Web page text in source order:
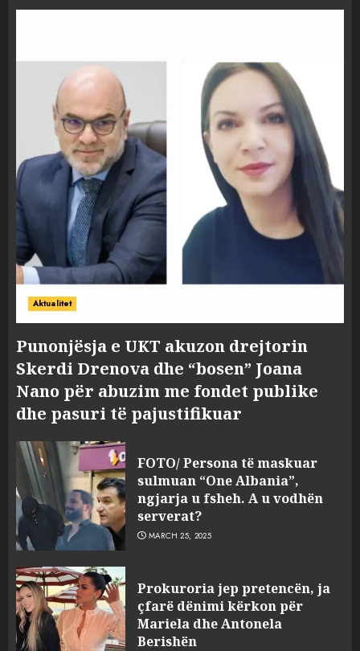
Aktualitet
Punonjësja e UKT akuzon drejtorin
Skerdi Drenova dhe “bosen” Joana
Nano për abuzim me fondet publike
dhe pasuri të pajustifikuar
FOTO/ Persona të maskuar
sulmuan “One Albania”,
ngjarja u fsheh. A u vodhën
serverat?
MARCH 25, 2025
Prokuroria jep pretencën, ja
çfarë dënimi kërkon për
Mariela dhe Antonela
Berishën